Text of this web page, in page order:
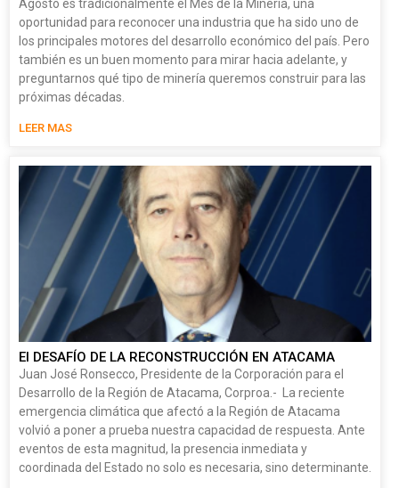
Agosto es tradicionalmente el Mes de la Minería, una
oportunidad para reconocer una industria que ha sido uno de
los principales motores del desarrollo económico del país. Pero
también es un buen momento para mirar hacia adelante, y
preguntarnos qué tipo de minería queremos construir para las
próximas décadas.
LEER MAS
El DESAFÍO DE LA RECONSTRUCCIÓN EN ATACAMA
Juan José Ronsecco, Presidente de la Corporación para el
Desarrollo de la Región de Atacama, Corproa.- La reciente
emergencia climática que afectó a la Región de Atacama
volvió a poner a prueba nuestra capacidad de respuesta. Ante
eventos de esta magnitud, la presencia inmediata y
coordinada del Estado no solo es necesaria, sino determinante.